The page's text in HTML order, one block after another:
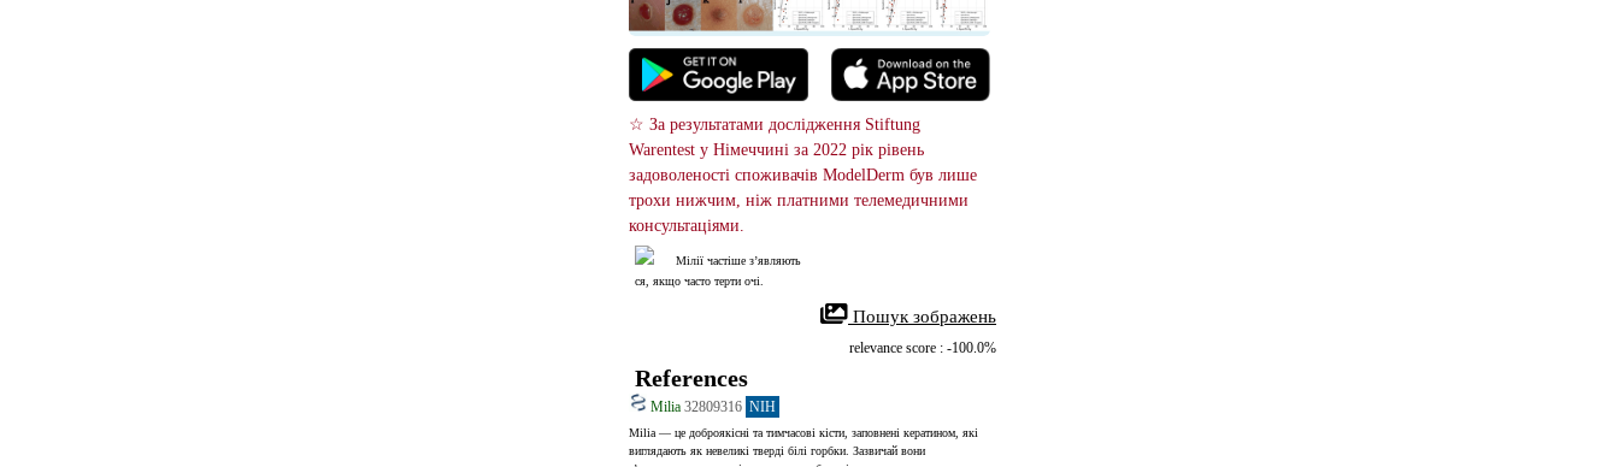
☆ За результатами дослідження Stiftung
Warentest у Німеччині за 2022 рік рівень
задоволеності споживачів ModelDerm був лише
трохи нижчим, ніж платними телемедичними
консультаціями.
Мілії частіше з’являють
ся, якщо часто терти очі.
Пошук зображень
relevance score : -100.0%
References
Milia 32809316 NIH
Milia — це доброякісні та тимчасові кісти, заповнені кератином, які
виглядають як невеликі тверді білі горбки. Зазвичай вони